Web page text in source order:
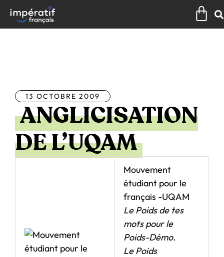
contenu
13 OCTOBRE 2009
ANGLICISATION
DE L’UQAM
Mouvement
étudiant pour le
français -UQAM
Le Poids de tes
mots pour le
Poids-Démo.
Le Poids